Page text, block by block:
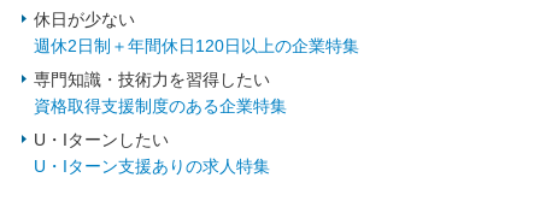
休日が少ない
週休2日制＋年間休日120日以上の企業特集
専門知識・技術力を習得したい
資格取得支援制度のある企業特集
U・Iターンしたい
U・Iターン支援ありの求人特集